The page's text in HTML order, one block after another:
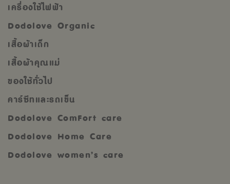
เครื่องใช้ไฟฟ้า
Dodolove Organic
เสื้อผ้าเด็ก
เสื้อผ้าคุณแม่
ของใช้ทั่วไป
คาร์ซีทและรถเข็น
Dodolove ComFort care
Dodolove Home Care
Dodolove women’s care